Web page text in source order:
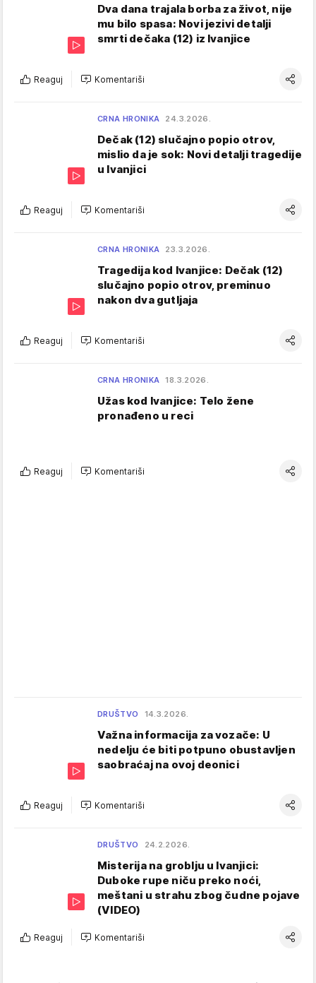
Dva dana trajala borba za život, nije
mu bilo spasa: Novi jezivi detalji
smrti dečaka (12) iz Ivanjice
Reaguj Komentariši
CRNA HRONIKA 24.3.2026.
Dečak (12) slučajno popio otrov,
mislio da je sok: Novi detalji tragedije
u Ivanjici
Reaguj Komentariši
CRNA HRONIKA 23.3.2026.
Tragedija kod Ivanjice: Dečak (12)
slučajno popio otrov, preminuo
nakon dva gutljaja
Reaguj Komentariši
CRNA HRONIKA 18.3.2026.
Užas kod Ivanjice: Telo žene
pronađeno u reci
Reaguj Komentariši
DRUŠTVO 14.3.2026.
Važna informacija za vozače: U
nedelju će biti potpuno obustavljen
saobraćaj na ovoj deonici
Reaguj Komentariši
DRUŠTVO 24.2.2026.
Misterija na groblju u Ivanjici:
Duboke rupe niču preko noći,
meštani u strahu zbog čudne pojave
(VIDEO)
Reaguj Komentariši